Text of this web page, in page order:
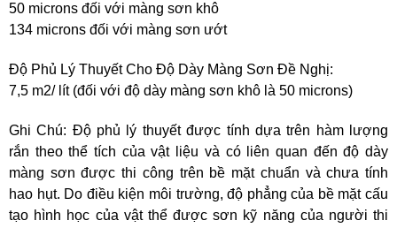
50 microns đối với màng sơn khô
134 microns đối với màng sơn ướt
Độ Phủ Lý Thuyết Cho Độ Dày Màng Sơn Đề Nghị:
7,5 m2/ lít (đối với độ dày màng sơn khô là 50 microns)
Ghi Chú: Độ phủ lý thuyết được tính dựa trên hàm lượng
rắn theo thể tích của vật liệu và có liên quan đến độ dày
màng sơn được thi công trên bề mặt chuẩn và chưa tính
hao hụt. Do điều kiện môi trường, độ phẳng của bề mặt cấu
tạo hình học của vật thể được sơn kỹ năng của người thi